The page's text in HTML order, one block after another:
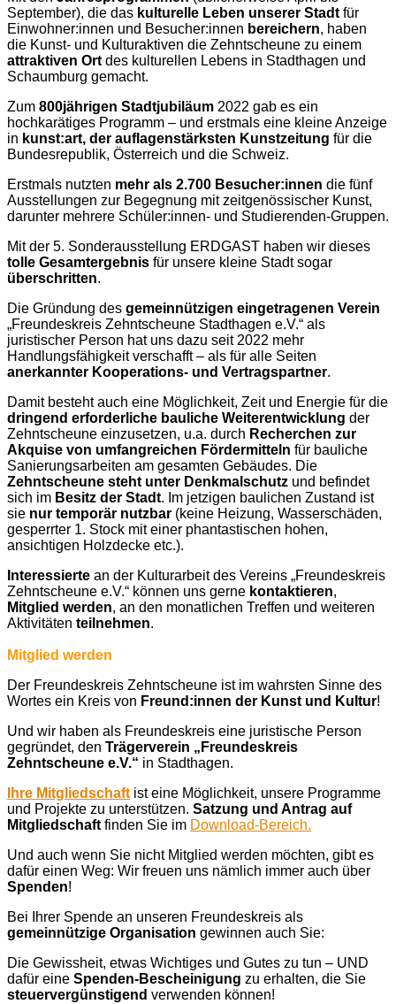
September), die das kulturelle Leben unserer Stadt für
Einwohner:innen und Besucher:innen bereichern, haben
die Kunst- und Kulturaktiven die Zehntscheune zu einem
attraktiven Ort des kulturellen Lebens in Stadthagen und
Schaumburg gemacht.
Zum 800jährigen Stadtjubiläum 2022 gab es ein
hochkarätiges Programm – und erstmals eine kleine Anzeige
in kunst:art, der auflagenstärksten Kunstzeitung für die
Bundesrepublik, Österreich und die Schweiz.
Erstmals nutzten mehr als 2.700 Besucher:innen die fünf
Ausstellungen zur Begegnung mit zeitgenössischer Kunst,
darunter mehrere Schüler:innen- und Studierenden-Gruppen.
Mit der 5. Sonderausstellung ERDGAST haben wir dieses
tolle Gesamtergebnis für unsere kleine Stadt sogar
überschritten.
Die Gründung des gemeinnützigen eingetragenen Verein
„Freundeskreis Zehntscheune Stadthagen e.V.“ als
juristischer Person hat uns dazu seit 2022 mehr
Handlungsfähigkeit verschafft – als für alle Seiten
anerkannter Kooperations- und Vertragspartner.
Damit besteht auch eine Möglichkeit, Zeit und Energie für die
dringend erforderliche bauliche Weiterentwicklung der
Zehntscheune einzusetzen, u.a. durch Recherchen zur
Akquise von umfangreichen Fördermitteln für bauliche
Sanierungsarbeiten am gesamten Gebäudes. Die
Zehntscheune steht unter Denkmalschutz und befindet
sich im Besitz der Stadt. Im jetzigen baulichen Zustand ist
sie nur temporär nutzbar (keine Heizung, Wasserschäden,
gesperrter 1. Stock mit einer phantastischen hohen,
ansichtigen Holzdecke etc.).
Interessierte an der Kulturarbeit des Vereins „Freundeskreis
Zehntscheune e.V.“ können uns gerne kontaktieren,
Mitglied werden, an den monatlichen Treffen und weiteren
Aktivitäten teilnehmen.
Mitglied werden
Der Freundeskreis Zehntscheune ist im wahrsten Sinne des
Wortes ein Kreis von Freund:innen der Kunst und Kultur!
Und wir haben als Freundeskreis eine juristische Person
gegründet, den Trägerverein „Freundeskreis
Zehntscheune e.V.“ in Stadthagen.
Ihre Mitgliedschaft ist eine Möglichkeit, unsere Programme
und Projekte zu unterstützen. Satzung und Antrag auf
Mitgliedschaft finden Sie im Download-Bereich.
Und auch wenn Sie nicht Mitglied werden möchten, gibt es
dafür einen Weg: Wir freuen uns nämlich immer auch über
Spenden!
Bei Ihrer Spende an unseren Freundeskreis als
gemeinnützige Organisation gewinnen auch Sie:
Die Gewissheit, etwas Wichtiges und Gutes zu tun – UND
dafür eine Spenden-Bescheinigung zu erhalten, die Sie
steuervergünstigend verwenden können!